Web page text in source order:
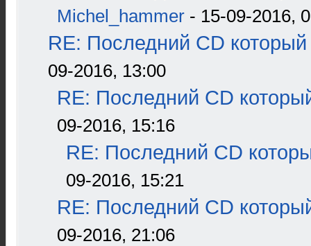
Michel_hammer - 15-09-2016,
RE: Последний CD который
09-2016, 13:00
RE: Последний CD
09-2016, 15:16
RE: Последний CD
09-2016, 15:21
RE: Последний CD
09-2016, 21:06